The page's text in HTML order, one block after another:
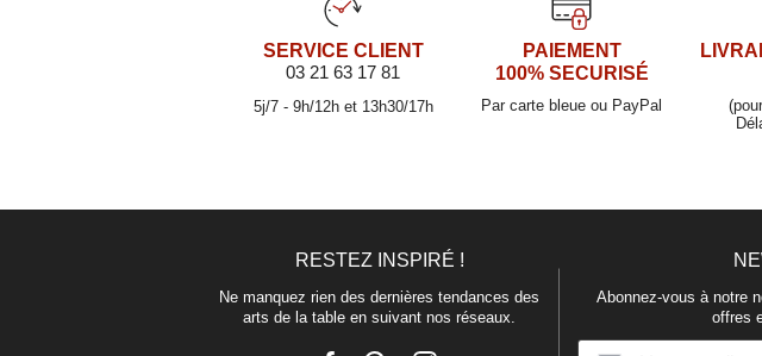
SERVICE CLIENT
03 21 63 17 81
5j/7 - 9h/12h et 13h30/17h
PAIEMENT
100% SECURISÉ
Par carte bleue ou PayPal
RESTEZ INSPIRÉ !
Ne manquez rien des dernières tendances des
arts de la table en suivant nos réseaux.
Abonnez-vous à notre
offres